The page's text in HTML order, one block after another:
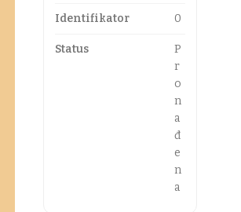
Identifikator 0
Status
P
r
o
n
a
đ
e
n
a